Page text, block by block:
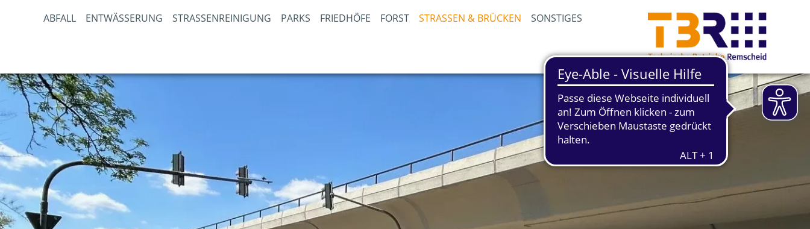
ABFALL ENTWÄSSERUNG STRASSENREINIGUNG PARKS FRIEDHÖFE FORST STRASSEN & BRÜCKEN SONSTIGES